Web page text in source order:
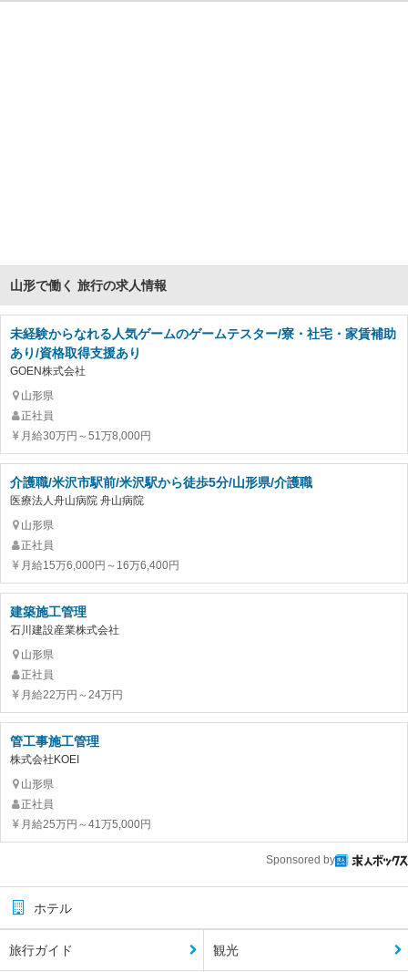
山形で働く 旅行の求人情報
未経験からなれる人気ゲームのゲームテスター/寮・社宅・家賃補助
あり/資格取得支援あり
GOEN株式会社
山形県
正社員
月給30万円～51万8,000円
介護職/米沢市駅前/米沢駅から徒歩5分/山形県/介護職
医療法人舟山病院 舟山病院
山形県
正社員
月給15万6,000円～16万6,400円
建築施工管理
石川建設産業株式会社
山形県
正社員
月給22万円～24万円
管工事施工管理
株式会社KOEI
山形県
正社員
月給25万円～41万5,000円
Sponsored by
ホテル
旅行ガイド 観光